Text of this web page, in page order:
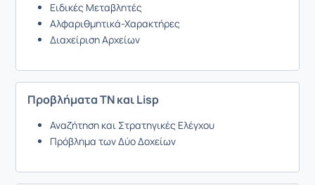
Ειδικές Μεταβλητές
Αλφαριθμητικά-Χαρακτήρες
Διαχείριση Αρχείων
Προβλήματα ΤΝ και Lisp
Αναζήτηση και Στρατηγικές Ελέγχου
Πρόβλημα των Δύο Δοχείων